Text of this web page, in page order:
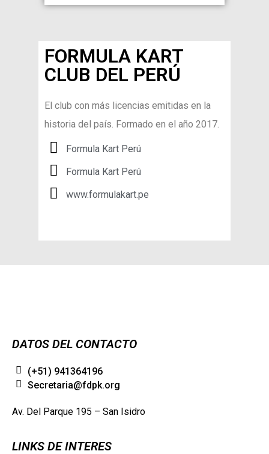
FORMULA KART
CLUB DEL PERÚ
El club con más licencias emitidas en la
historia del país. Formado en el año 2017.
Formula Kart Perú
Formula Kart Perú
www.formulakart.pe
DATOS DEL CONTACTO
(+51) 941364196
Secretaria@fdpk.org
Av. Del Parque 195 – San Isidro
LINKS DE INTERES